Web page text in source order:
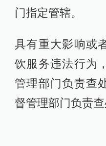
门指定管辖。
具有重大影响或
饮服务违法行为
管理部门负责查
督管理部门负责查